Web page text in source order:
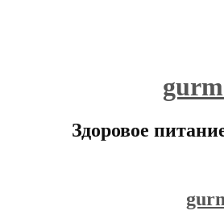
Здоровое